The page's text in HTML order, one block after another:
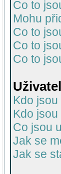
Co to
Mohu
Co to
Co to
Co to
Kdo
Kdo
Co jsou
Jak se
Jak se